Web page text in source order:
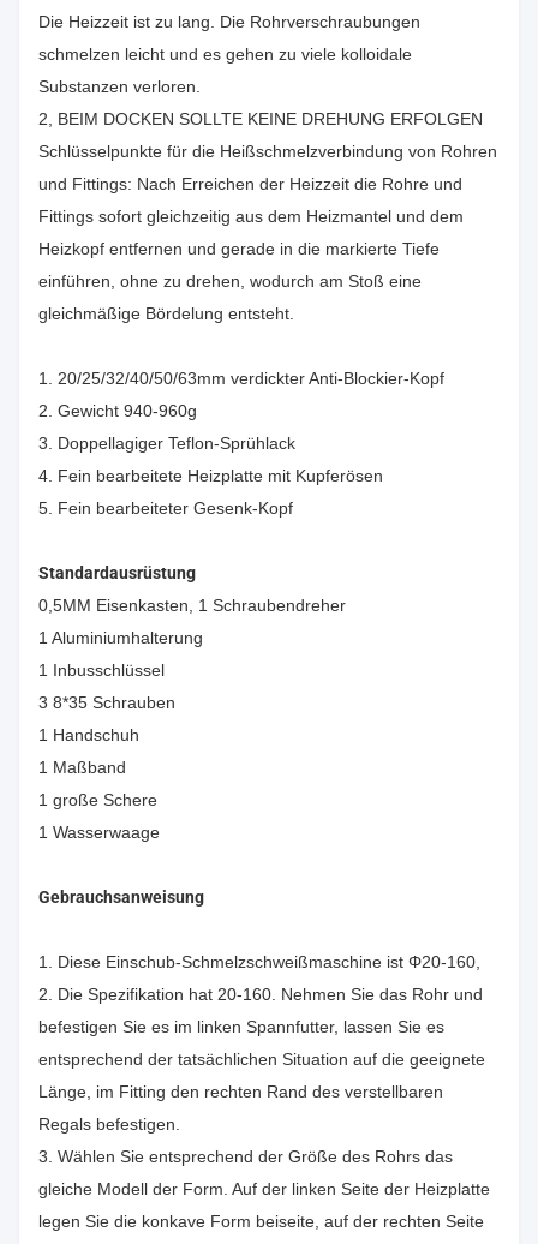
Die Heizzeit ist zu lang. Die Rohrverschraubungen
schmelzen leicht und es gehen zu viele kolloidale
Substanzen verloren.
2, BEIM DOCKEN SOLLTE KEINE DREHUNG ERFOLGEN
Schlüsselpunkte für die Heißschmelzverbindung von Rohren
und Fittings: Nach Erreichen der Heizzeit die Rohre und
Fittings sofort gleichzeitig aus dem Heizmantel und dem
Heizkopf entfernen und gerade in die markierte Tiefe
einführen, ohne zu drehen, wodurch am Stoß eine
gleichmäßige Bördelung entsteht.
1. 20/25/32/40/50/63mm verdickter Anti-Blockier-Kopf
2. Gewicht 940-960g
3. Doppellagiger Teflon-Sprühlack
4. Fein bearbeitete Heizplatte mit Kupferösen
5. Fein bearbeiteter Gesenk-Kopf
Standardausrüstung
0,5MM Eisenkasten, 1 Schraubendreher
1 Aluminiumhalterung
1 Inbusschlüssel
3 8*35 Schrauben
1 Handschuh
1 Maßband
1 große Schere
1 Wasserwaage
Gebrauchsanweisung
1. Diese Einschub-Schmelzschweißmaschine ist Φ20-160,
2. Die Spezifikation hat 20-160. Nehmen Sie das Rohr und
befestigen Sie es im linken Spannfutter, lassen Sie es
entsprechend der tatsächlichen Situation auf die geeignete
Länge, im Fitting den rechten Rand des verstellbaren
Regals befestigen.
3. Wählen Sie entsprechend der Größe des Rohrs das
gleiche Modell der Form. Auf der linken Seite der Heizplatte
legen Sie die konkave Form beiseite, auf der rechten Seite